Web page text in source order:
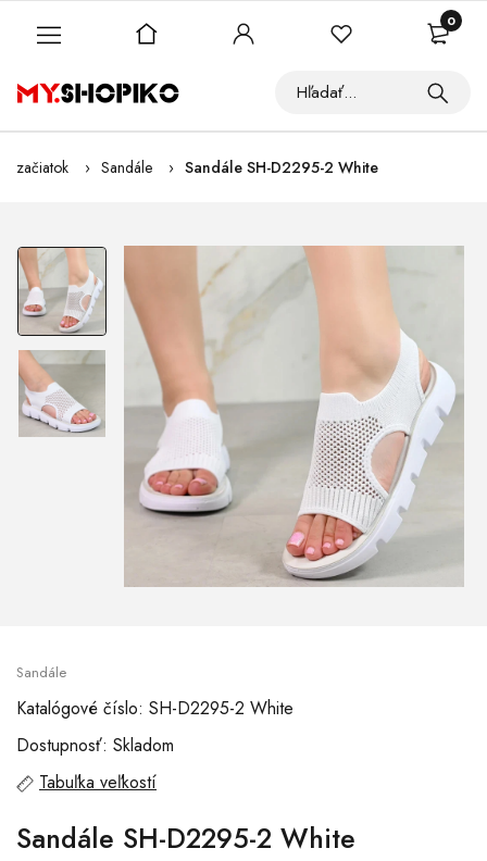
začiatok Sandále Sandále SH-D2295-2 White
Sandále
Katalógové číslo: SH-D2295-2 White
Dostupnosť: Skladom
Tabuľka veľkostí
Sandále SH-D2295-2 White
0